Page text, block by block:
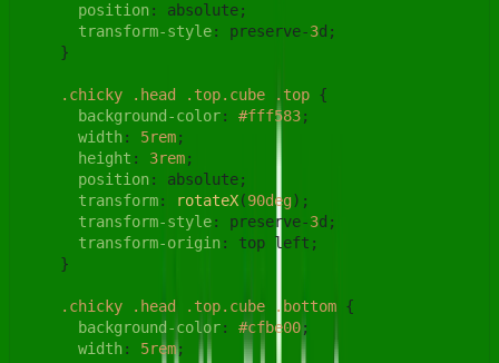
position: absolute;
transform-style: preserve-3d;
    }
.chicky .head .top.cube .top {
background-color: #fff583;
width: 5rem;
height : 3rem;
position: absolute;
transform: rotateX(90deg);
transform-style: preserve-3d;
transform-origin: top left;
    }
.chicky .head .top.cube .bottom {
background-color: #cfbe00;
width: 5rem;